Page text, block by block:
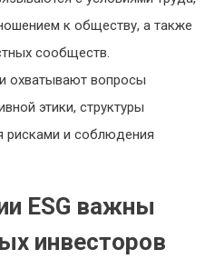
к обществу, а также
сообществ.
охватывают вопросы
этики, структуры
рисками и соблюдения
ESG важны
инвесторов